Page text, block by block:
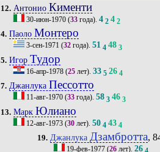
12. Антонио Кименти
30-июн-1970(33года). 4 2 4 2
4. Паоло Монтеро
3-сен-1971 (32года). 51 4 48 3
5. Игор Тудор
16-апр-1978(25лет). 33 5 26 4
7. Джанлука Пессотто
11-авг-1970(33года). 58 3 46 3
13. Марк Юлиано
12-авг-1973(30лет). 50 4 43 4
19. Джанлука Дзамбротта,
19-фев-1977 (26 лет).26